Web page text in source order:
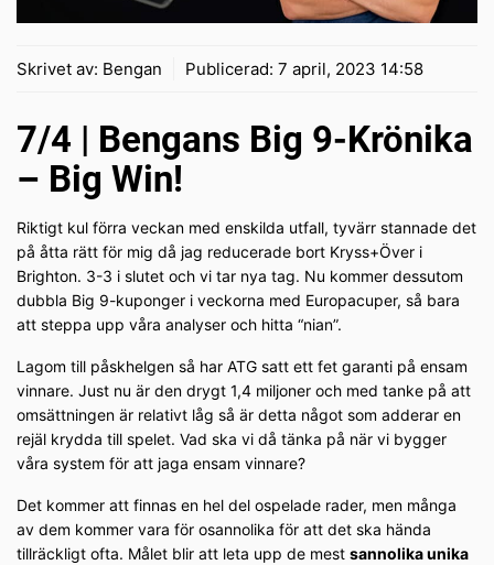
Skrivet av: Bengan Publicerad: 7 april, 2023 14:58
7/4 | Bengans Big 9-Krönika
– Big Win!
Riktigt kul förra veckan med enskilda utfall, tyvärr stannade det
på åtta rätt för mig då jag reducerade bort Kryss+Över i
Brighton. 3-3 i slutet och vi tar nya tag. Nu kommer dessutom
dubbla Big 9-kuponger i veckorna med Europacuper, så bara
att steppa upp våra analyser och hitta “nian”.
Lagom till påskhelgen så har ATG satt ett fet garanti på ensam
vinnare. Just nu är den drygt 1,4 miljoner och med tanke på att
omsättningen är relativt låg så är detta något som adderar en
rejäl krydda till spelet. Vad ska vi då tänka på när vi bygger
våra system för att jaga ensam vinnare?
Det kommer att finnas en hel del ospelade rader, men många
av dem kommer vara för osannolika för att det ska hända
tillräckligt ofta. Målet blir att leta upp de mest sannolika unika